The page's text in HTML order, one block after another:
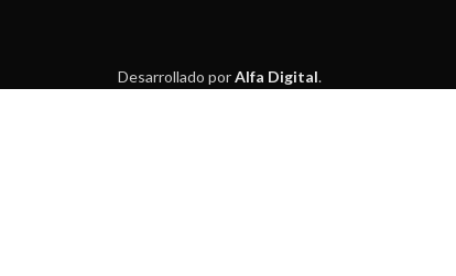
Desarrollado porAlfa Digital.